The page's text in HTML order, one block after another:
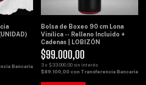
Bancaria
Bolsa de Boxeo 90 cm Lona
Vinílica -- Relleno Incluido +
Cadenas | LOBIZÓN
$99.000,00
3x $33.000,00 sin interés
$89.100,00 con Transferencia Bancaria